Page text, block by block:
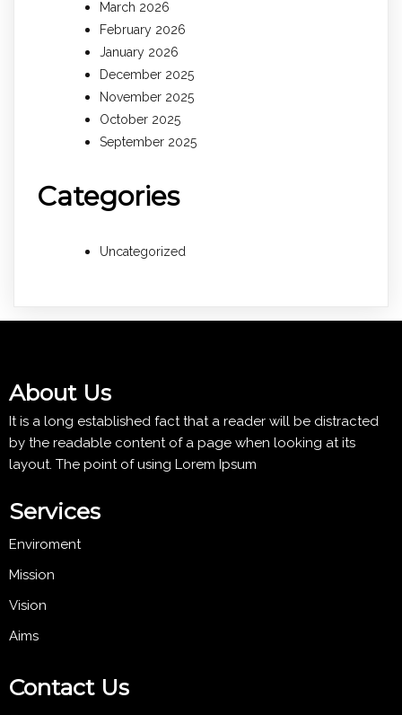
March 2026
February 2026
January 2026
December 2025
November 2025
October 2025
September 2025
Categories
Uncategorized
About Us
It is a long established fact that a reader will be distracted
by the readable content of a page when looking at its
layout. The point of using Lorem Ipsum
Services
Enviroment
Mission
Vision
Aims
Contact Us